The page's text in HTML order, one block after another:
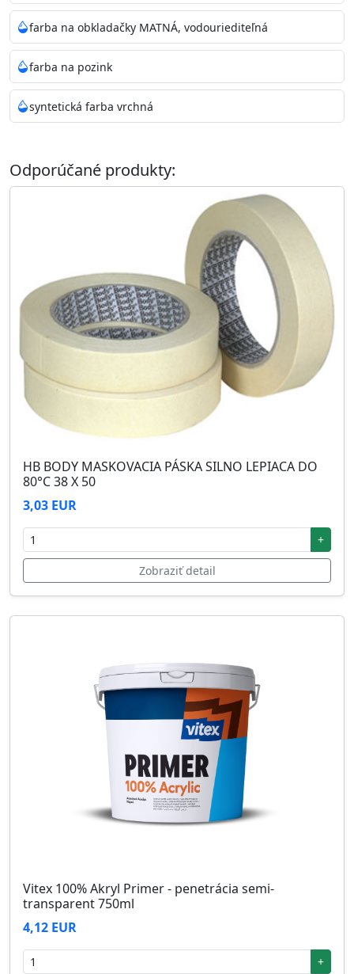
farba na obkladačky MATNÁ, vodouriediteľná
farba na pozink
syntetická farba vrchná
Odporúčané produkty:
HB BODY MASKOVACIA PÁSKA SILNO LEPIACA DO
80°C 38 X 50
3,03 EUR
+
Zobraziť detail
Vitex 100% Akryl Primer - penetrácia semi-
transparent 750ml
4,12 EUR
+